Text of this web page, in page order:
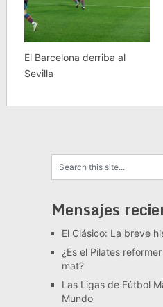
El Barcelona derriba al
Sevilla
Mensajes
El Clásico: La breve
¿Es el Pilates
mat?
Las Ligas de Fútbol
Mundo